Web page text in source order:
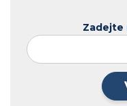
Zadejte